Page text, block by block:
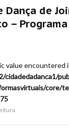
Dança de
–
value encountered
core/